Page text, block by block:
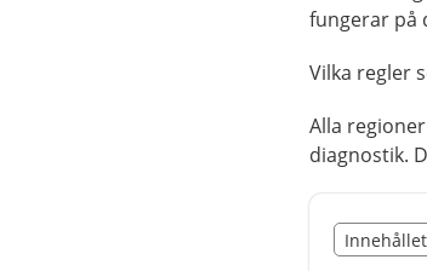
fungerar på
Vilka regler
Alla
diagnostik.
Nedan
Slut på